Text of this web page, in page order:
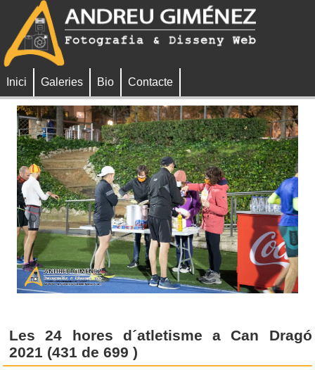
Inici Galeries Bio Contacte
Les 24 hores d´atletisme a Can Dragó
2021 (431 de 699 )